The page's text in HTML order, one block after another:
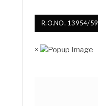
R.O.NO. 13954/59
×